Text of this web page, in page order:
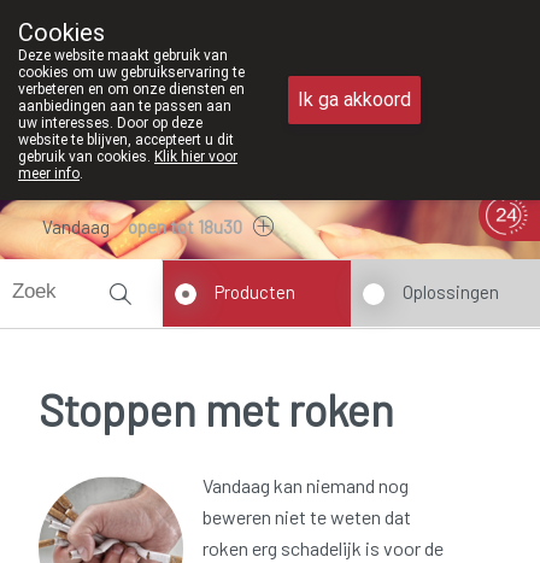
011/610300
Vandaag open tot 18u30
Producten Oplossingen
Stoppen met roken
Vandaag kan niemand nog
beweren niet te weten dat
roken erg schadelijk is voor de
Cookies
Deze website maakt gebruik van
cookies om uw gebruikservaring te
verbeteren en om onze diensten en
aanbiedingen aan te passen aan
uw interesses. Door op deze
website te blijven, accepteert u dit
gebruik van cookies. Klik hier voor
meer info.
Ik ga akkoord